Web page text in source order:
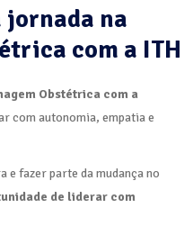
jornada na
com a ITH
Obstétrica com a
com autonomia, empatia e
fazer parte da mudança no
de liderar com